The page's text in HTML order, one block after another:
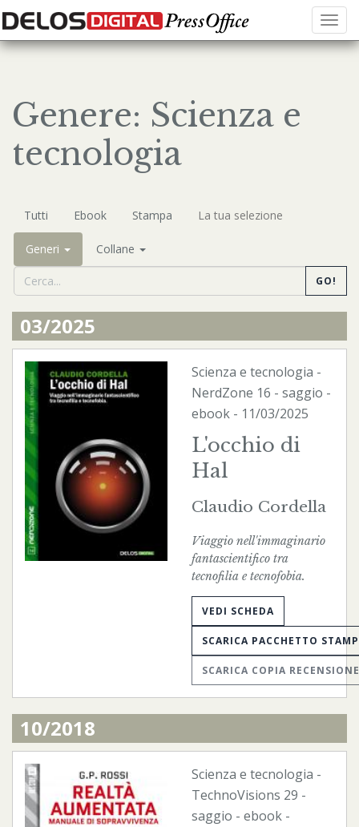
Menu
Genere: Scienza e
tecnologia
Tutti Ebook Stampa La tua selezione
Generi Collane
GO!
03/2025
Scienza e tecnologia -
NerdZone 16 - saggio -
ebook - 11/03/2025
L'occhio di
Hal
Claudio Cordella
Viaggio nell'immaginario
fantascientifico tra
tecnofilia e tecnofobia.
VEDI SCHEDA
SCARICA PACCHETTO
SCARICA COPIA RECENSIONE
10/2018
Scienza e tecnologia -
TechnoVisions 29 -
saggio - ebook -